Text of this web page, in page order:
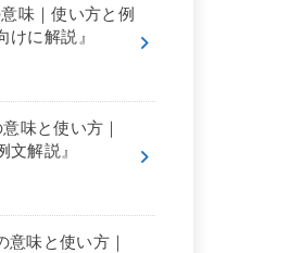
意味｜使い方と例
けに解説』
味と使い方｜
文解説』
意味と使い方｜